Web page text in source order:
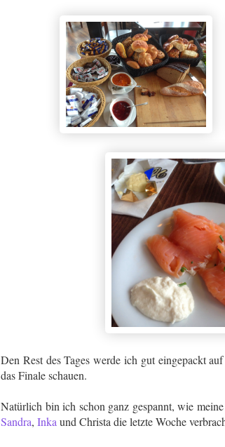
Den Rest des Tages werde ich gut eingepackt
das Finale schauen.
Natürlich bin ich schon ganz gespannt, wie
Sandra, Inka und Christa die letzte Woche